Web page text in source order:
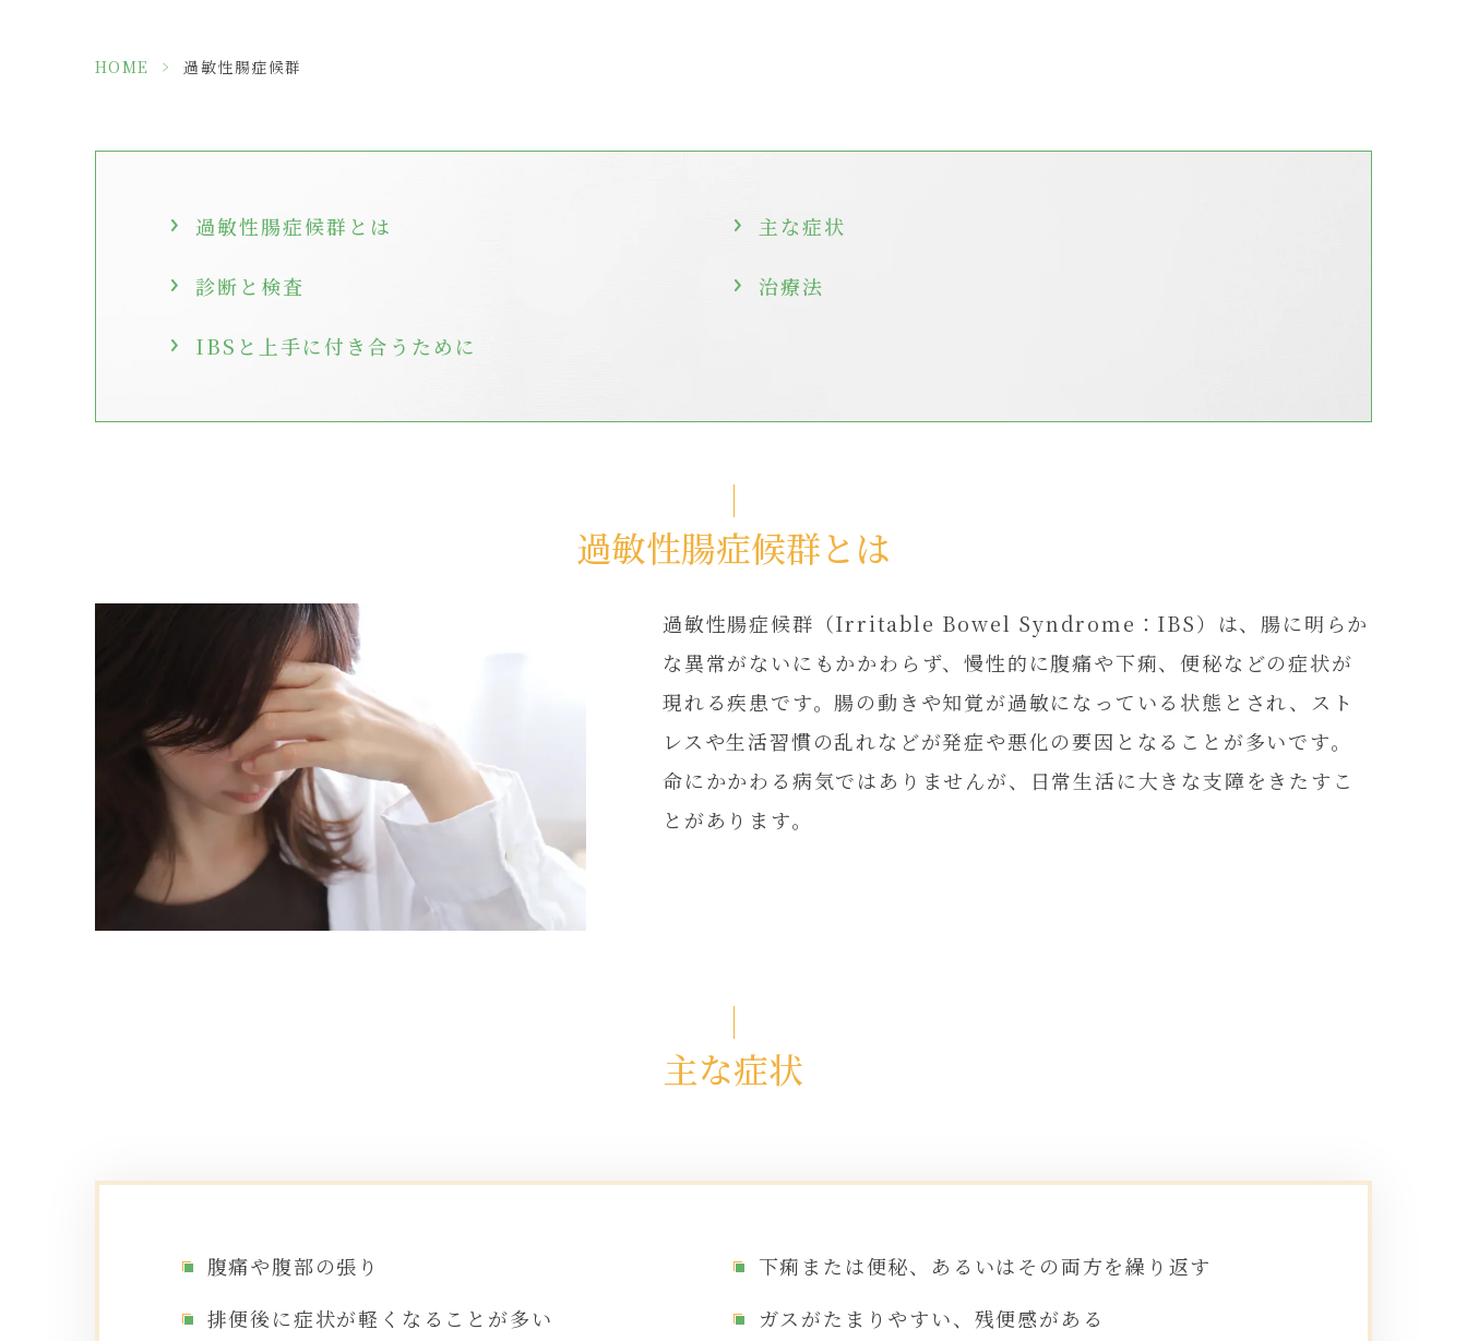
HOME > 過敏性腸症候群
過敏性腸症候群とは 主な症状
診断と検査 治療法
IBSと上手に付き合うために
過敏性腸症候群とは
過敏性腸症候群（Irritable Bowel Syndrome：IBS）は、腸に明らか
な異常がないにもかかわらず、慢性的に腹痛や下痢、便秘などの症状が
現れる疾患です。腸の動きや知覚が過敏になっている状態とされ、スト
レスや生活習慣の乱れなどが発症や悪化の要因となることが多いです。
命にかかわる病気ではありませんが、日常生活に大きな支障をきたすこ
とがあります。
主な症状
腹痛や腹部の張り
下痢または便秘、あるいはその両方を繰り返す
排便後に症状が軽くなることが多い
ガスがたまりやすい、残便感がある